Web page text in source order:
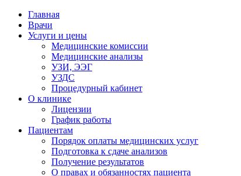
Главная
Врачи
Услуги и цены
Медицинские комиссии
Медицинские анализы
УЗИ, ЭЭГ
УЗДС
Процедурный кабинет
О клинике
Лицензии
График работы
Пациентам
Порядок оплаты медицинских услуг
Подготовка к сдаче анализов
Получение результатов
О правах и обязанностях пациента